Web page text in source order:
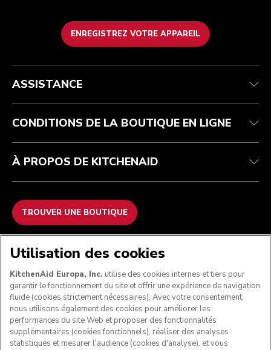
ENREGISTREZ VOTRE APPAREIL
Health Check
Suivez votre commande
Garantie et documents
Recupel
Conditions générales de vente
Retours et remboursements
Imprint
ODR
La marque
Trouver une boutique
ASSISTANCE
CONDITIONS DE LA BOUTIQUE EN LIGNE
À PROPOS DE KITCHENAID
TROUVER UNE BOUTIQUE
NOUS ACCEPTONS
SUIVEZ-NOUS
Utilisation des cookies
KitchenAid Europa, Inc. utilise des cookies internes et tiers pour
garantir le fonctionnement du site et offrir une expérience de navigation
fluide (cookies strictement nécessaires). Avec votre consentement,
nous utilisons également des cookies pour améliorer les
performances du site Web et proposer des fonctionnalités
supplémentaires (cookies fonctionnels), réaliser des analyses
statistiques et mesurer l'audience (cookies d'analyse), et vous